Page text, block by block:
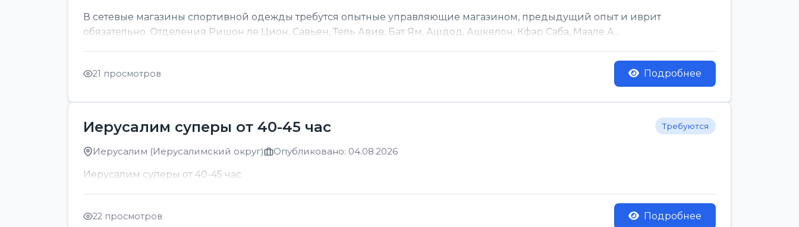
В сетевые магазины спортивной одежды требутся опытные управляющие магазином, предыдущий опыт и иврит
обязательно. Отделения Ришон ле Цион, Савьен, Тель Авив, Бат Ям, Ашдод, Ашкелон, Кфар Саба, Маале А...
21 просмотров Подробнее
Иерусалим суперы от 40-45 час Требуются
Иерусалим (Иерусалимский округ) Опубликовано: 04.08.2026
Иерусалим суперы от 40-45 час
22 просмотров Подробнее